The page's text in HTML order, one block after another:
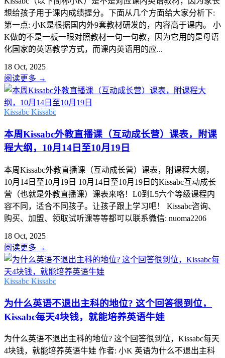
想给孩子用于课内成绩提分。下面从几个方面给大家分析下:
第一点: 小K是根据国内外9套教材研发的，内容高于课内。 小
K做的不是一板一眼对照教材一句一句教，因为它用的是母语
化国家的英语教学方式，而课内英语用的应...
18 Oct, 2025
阅读更多 →
Kissabc Kissabc
本周Kissabc外教直播课（互动成长营）课表，附课
程大纲，10月14日至10月19日
本周Kissabc外教直播课（互动成长营）课表，附课程大纲，
10月14日至10月19日 10月14日至10月19日的Kissabc互动成长
营（也就是外教直播课）课表来咯！L0到L5六个等级课程内
容不同，适合不同孩子。让孩子跟上学习吧！ Kissabc咨询、
购买、加盟、领取试听课等等都可以联系微信: nuoma2206
18 Oct, 2025
阅读更多 →
Kissabc Kissabc
为什么英语不退出主科的地位? 这个回答很到位，
Kissabc每天4块钱，就能培养英语牛娃
为什么英语不退出主科的地位? 这个回答很到位，Kissabc每天
4块钱，就能培养英语牛娃 作者: 小K 英语为什么不退出主科